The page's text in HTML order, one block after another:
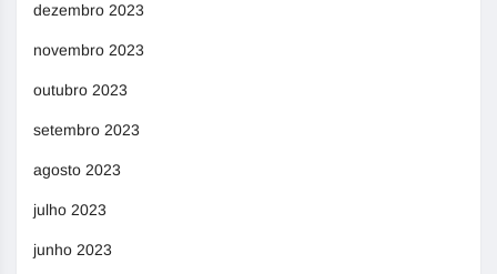
dezembro 2023
novembro 2023
outubro 2023
setembro 2023
agosto 2023
julho 2023
junho 2023